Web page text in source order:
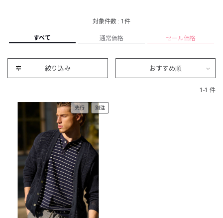
対象件数 : 1件
すべて 通常価格 セール価格
絞り込み おすすめ順
1-1 件
先行 別注